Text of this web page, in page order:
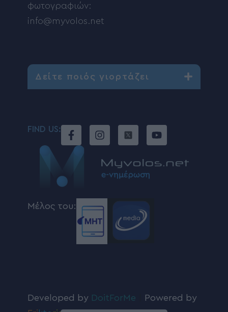
φωτογραφιών:
info@myvolos.net
Δείτε ποιός γιορτάζει
FIND US:
Μέλος του:
Developed by DoitForMe
Powered by